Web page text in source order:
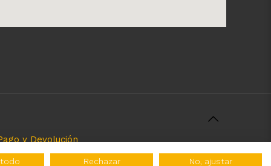
y Devolución
y el servicio que brindamos. Nuestra
Rechazar No, ajustar